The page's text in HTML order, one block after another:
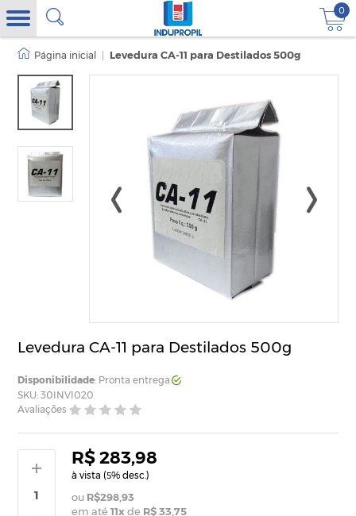
0
Levedura CA-11 para Destilados 500g
Levedura CA-11 para Destilados 500g
Disponibilidade: Pronta entrega
SKU: 30INVI020
Avaliações
R$ 283,98
à vista (5% desc.)
R$298,93
em até11x de R$ 33,75